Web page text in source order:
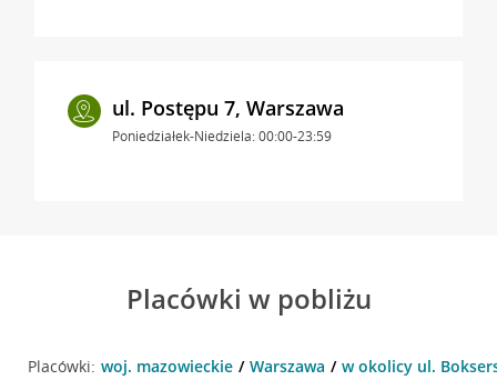
ul. Postępu 7, Warszawa
Poniedziałek-Niedziela: 00:00-23:59
Placówki w pobliżu
Placówki: woj. mazowieckie Warszawa w okolicy ul.